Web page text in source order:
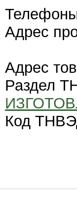
Адрес
Адрес
Раздел
Код